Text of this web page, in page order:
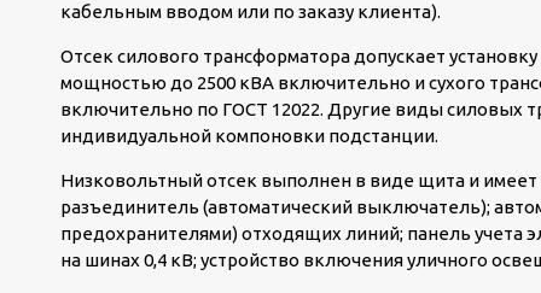
кабельным вводом или по заказу клиента).
Отсек силового трансформатора допускает
мощностью до 2500 кВА включительно и сухого
включительно по ГОСТ 12022. Другие виды силовых
индивидуальной компоновки подстанции.
Низковольтный отсек выполнен в виде щита и
разъединитель (автоматический выключатель);
предохранителями) отходящих линий; панель учета
на шинах 0,4 кВ; устройство включения уличного